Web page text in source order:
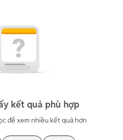
kết quả phù hợp
để xem nhiều kết quả hơn